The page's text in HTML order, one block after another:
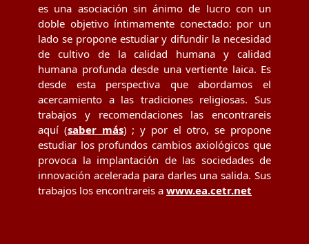
es una asociación sin ánimo de lucro con un
doble objetivo íntimamente conectado: por un
lado se propone estudiar y difundir la necesidad
de cultivo de la calidad humana y calidad
humana profunda desde una vertiente laica. Es
desde esta perspectiva que abordamos el
acercamiento a las tradiciones religiosas. Sus
trabajos y recomendaciones las encontrareis
aquí (saber más) ; y por el otro, se propone
estudiar los profundos cambios axiológicos que
provoca la implantación de las sociedades de
innovación acelerada para darles una salida. Sus
trabajos los encontrareis a www.ea.cetr.net